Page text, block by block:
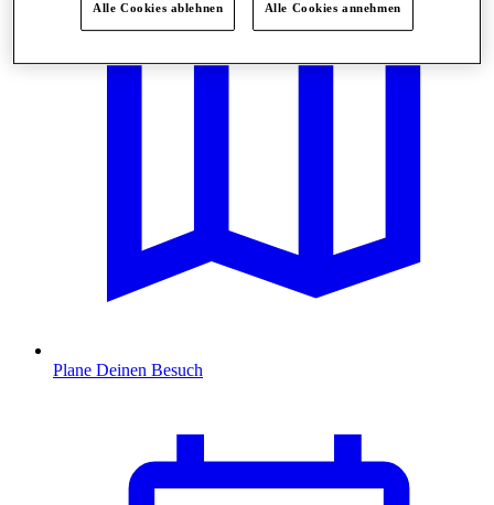
Plane Deinen Besuch
Alle Cookies ablehnen Alle Cookies annehmen